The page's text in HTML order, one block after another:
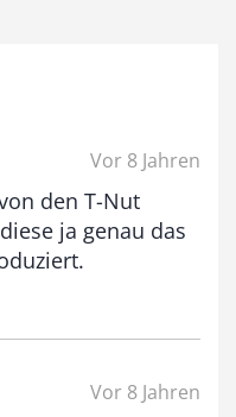
Vor 8 Jahren
den T-Nut
ja genau das
Vor 8 Jahren